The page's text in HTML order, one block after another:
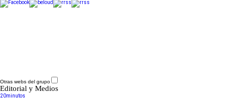
Otras webs del grupo
Editorial y Medios
20minutos